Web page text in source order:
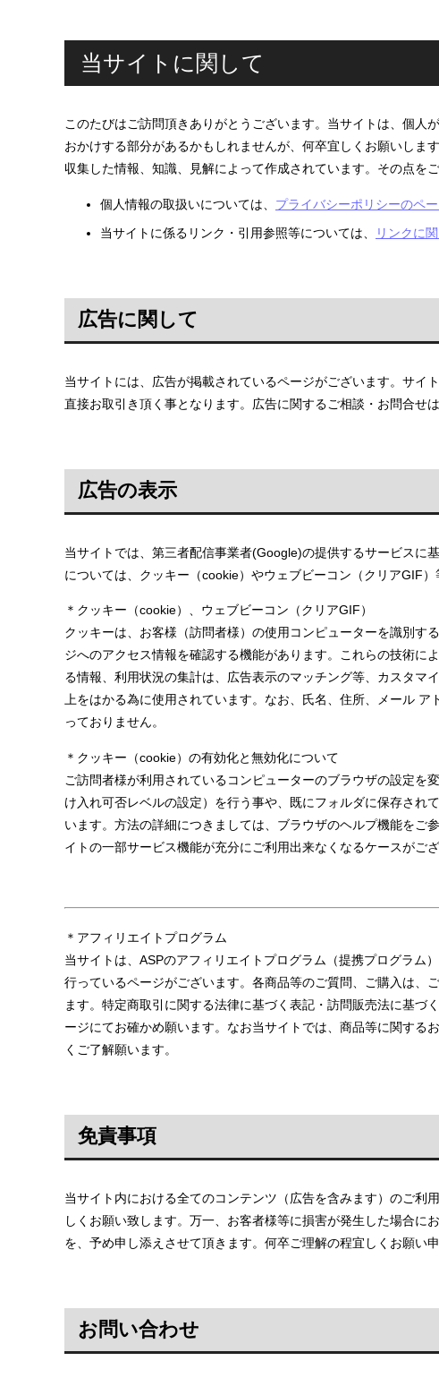
当サイトに関して
このたびはご訪問頂きありがとうございます。当サイトは、個人
おかけする部分があるかもしれませんが、何卒宜しくお願いしま
収集した情報、知識、見解によって作成されています。その点を
個人情報の取扱いについては、 プライバシーポリシーのペ
当サイトに係るリンク・引用参照等については、 リンクに
広告に関して
当サイトには、広告が掲載されているページがございます。サイ
直接お取引き頂く事となります。広告に関するご相談・お問合せ
広告の表示
当サイトでは、第三者配信事業者(Google)の提供するサービスに
については、クッキー（cookie）やウェブビーコン（クリアGIF）
＊クッキー（cookie）、ウェブビーコン（クリアGIF）
クッキーは、お客様（訪問者様）の使用コンピューターを識別す
ジへのアクセス情報を確認する機能があります。これらの技術に
る情報、利用状況の集計は、広告表示のマッチング等、カスタマ
上をはかる為に使用されています。なお、氏名、住所、メール
っておりません。
＊クッキー（cookie）の有効化と無効化について
ご訪問者様が利用されているコンピューターのブラウザの設定を
け入れ可否レベルの設定）を行う事や、既にフォルダに保存され
います。方法の詳細につきましては、ブラウザのヘルプ機能をご
イトの一部サービス機能が充分にご利用出来なくなるケースがござ
＊アフィリエイトプログラム
当サイトは、ASPのアフィリエイトプログラム（提携プログラム
行っているページがございます。各商品等のご質問、ご購入は、
ます。特定商取引に関する法律に基づく表記・訪問販売法に基づ
ージにてお確かめ願います。なお当サイトでは、商品等に関する
くご了解願います。
免責事項
当サイト内における全てのコンテンツ（広告を含みます）のご利
しくお願い致します。万一、お客者様等に損害が発生した場合に
を、予め申し添えさせて頂きます。何卒ご理解の程宜しくお願い申
お問い合わせ